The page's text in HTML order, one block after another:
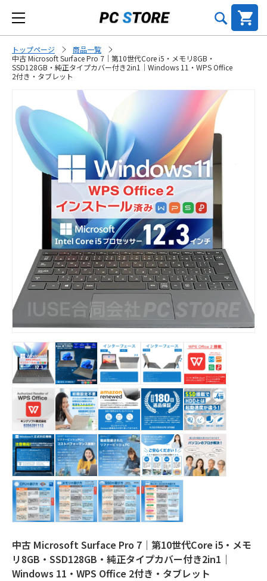
トップページ
商品一覧
中古 Microsoft Surface Pro 7｜第10世代Core i5・メモリ8GB・
SSD128GB・純正タイプカバー付き2in1｜Windows 11・WPS Office
2付き・タブレット
中古 Microsoft Surface Pro 7｜第10世代Core i5・メモ
リ8GB・SSD128GB・純正タイプカバー付き2in1｜
Windows 11・WPS Office 2付き・タブレット